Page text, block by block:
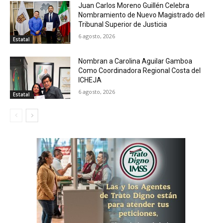
Estatal
Juan Carlos Moreno Guillén Celebra
Nombramiento de Nuevo Magistrado del
Tribunal Superior de Justicia
6 agosto, 2026
Estatal
Nombran a Carolina Aguilar Gamboa
Como Coordinadora Regional Costa del
ICHEJA
6 agosto, 2026